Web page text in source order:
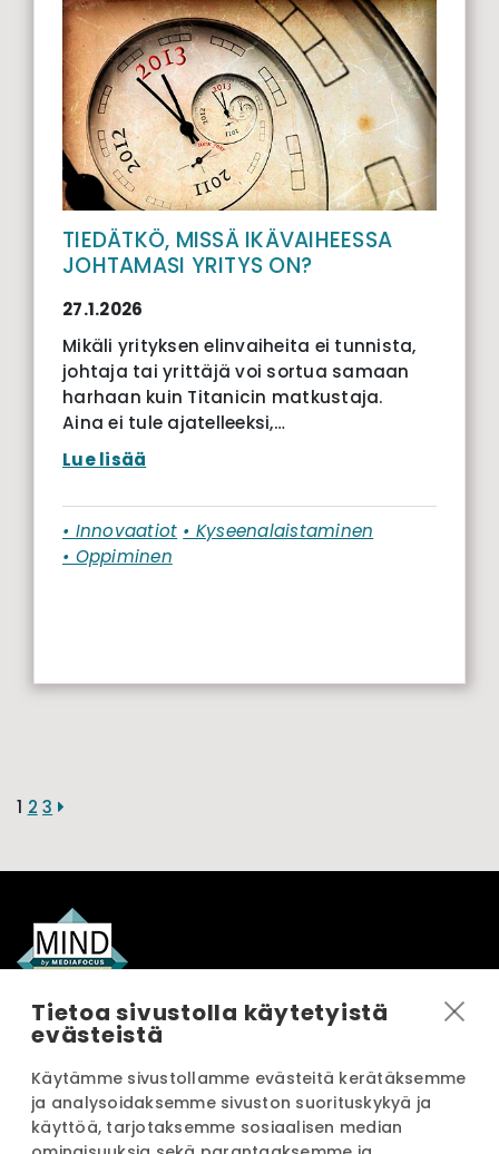
TIEDÄTKÖ, MISSÄ IKÄVAIHEESSA
JOHTAMASI YRITYS ON?
27.1.2026
Mikäli yrityksen elinvaiheita ei tunnista,
johtaja tai yrittäjä voi sortua samaan
harhaan kuin Titanicin matkustaja.
Aina ei tule ajatelleeksi,…
Lue lisää
• Innovaatiot • Kyseenalaistaminen
• Oppiminen
1 2 3
INFO
Tietoa sivustolla käytetyistä
evästeistä
Käytämme sivustollamme evästeitä kerätäksemme
ja analysoidaksemme sivuston suorituskykyä ja
käyttöä, tarjotaksemme sosiaalisen median